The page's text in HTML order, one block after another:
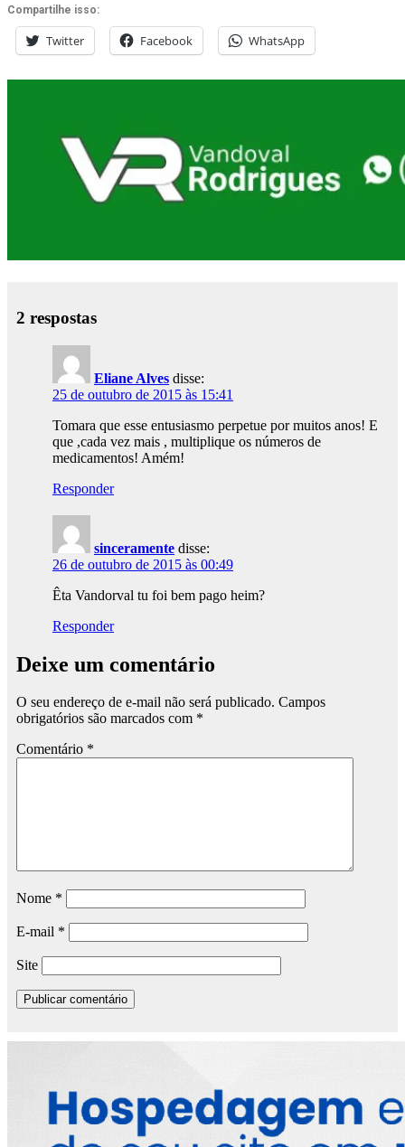
Compartilhe isso:
Twitter Facebook WhatsApp
2 respostas
Eliane Alves disse:
25 de outubro de 2015 às 15:41
Tomara que esse entusiasmo perpetue por muitos anos! E
que ,cada vez mais , multiplique os números de
medicamentos! Amém!
Responder
sinceramente disse:
26 de outubro de 2015 às 00:49
Êta Vandorval tu foi bem pago heim?
Responder
Deixe um comentário
O seu endereço de e-mail não será publicado. Campos
obrigatórios são marcados com *
Comentário *
Nome *
E-mail *
Site